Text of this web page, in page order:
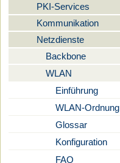
PKI-Services
Kommunikation
Netzdienste
Backbone
WLAN
Einführung
WLAN-Ordnung
Glossar
Konfiguration
FAQ